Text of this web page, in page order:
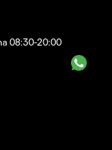
08:30-20:00